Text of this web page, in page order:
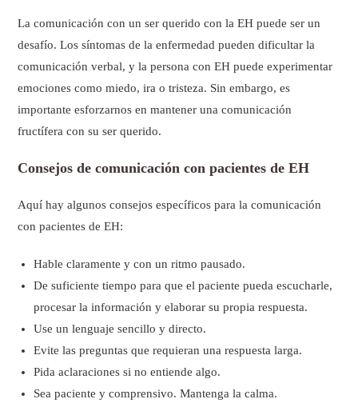
La comunicación con un ser querido con la EH puede ser un
desafío. Los síntomas de la enfermedad pueden dificultar la
comunicación verbal, y la persona con EH puede experimentar
emociones como miedo, ira o tristeza. Sin embargo, es
importante esforzarnos en mantener una comunicación
fructífera con su ser querido.
Consejos de comunicación con pacientes de EH
Aquí hay algunos consejos específicos para la comunicación
con pacientes de EH:
Hable claramente y con un ritmo pausado.
De suficiente tiempo para que el paciente pueda escucharle,
procesar la información y elaborar su propia respuesta.
Use un lenguaje sencillo y directo.
Evite las preguntas que requieran una respuesta larga.
Pida aclaraciones si no entiende algo.
Sea paciente y comprensivo. Mantenga la calma.